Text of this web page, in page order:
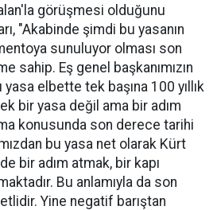
görüşmesi olduğunu
"Akabinde şimdi bu yasanın
sunuluyor olması son
sahip. Eş genel başkanımızın
elbette tek başına 100 yıllık
bir yasa değil ama bir adım
konusunda son derece tarihi
bu yasa net olarak Kürt
bir adım atmak, bir kapı
Bu anlamıyla da son
Yine negatif barıştan